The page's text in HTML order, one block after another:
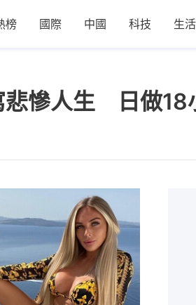
榜 國際 中國 科技 生活
悲慘人生 日做18